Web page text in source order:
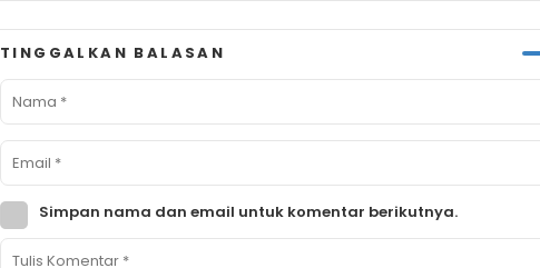
TINGGALKAN BALASAN
Simpan nama dan email untuk komentar berikutnya.